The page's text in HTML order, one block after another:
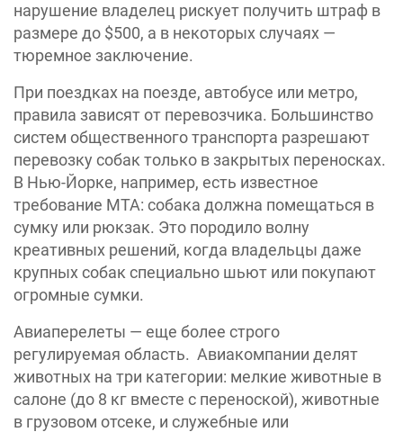
нарушение владелец рискует получить штраф в
размере до $500, а в некоторых случаях —
тюремное заключение.
При поездках на поезде, автобусе или метро,
правила зависят от перевозчика. Большинство
систем общественного транспорта разрешают
перевозку собак только в закрытых переносках.
В Нью-Йорке, например, есть известное
требование MTA: собака должна помещаться в
сумку или рюкзак. Это породило волну
креативных решений, когда владельцы даже
крупных собак специально шьют или покупают
огромные сумки.
Авиаперелеты — еще более строго
регулируемая область. Авиакомпании делят
животных на три категории: мелкие животные в
салоне (до 8 кг вместе с переноской), животные
в грузовом отсеке, и служебные или